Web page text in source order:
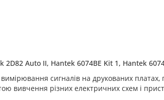
2D82 Auto II, Hantek 6074BE Kit 1, Hantek
сигналів на друкованих
вивчення різних електричних схем і